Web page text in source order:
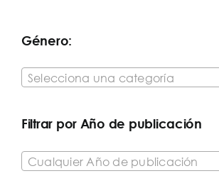
Género:
Selecciona una categoría
Filtrar por Año de publicación
Cualquier Año de publicación